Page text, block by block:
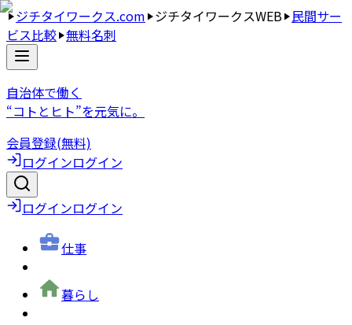
ジチタイワークス.com ジチタイワークスWEB 民間サー
ビス比較 無料名刺
自治体で働く
“コトとヒト”を元気に。
会員登録(無料)
ログインログイン
ログインログイン
仕事
暮らし